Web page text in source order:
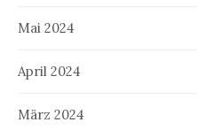
Mai 2024
April 2024
März 2024